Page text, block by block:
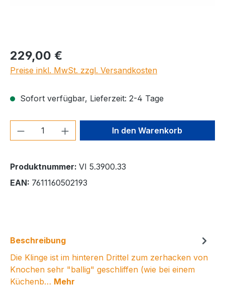
Regulärer Preis:
229,00 €
Preise inkl. MwSt. zzgl. Versandkosten
Sofort verfügbar, Lieferzeit: 2-4 Tage
Produkt Anzahl: Gib denIn den Warenkorb
Produktnummer: VI 5.3900.33
EAN: 7611160502193
Beschreibung
Die Klinge ist im hinteren Drittel zum zerhacken von
Knochen sehr "ballig" geschliffen (wie bei einem
Küchenb… Mehr